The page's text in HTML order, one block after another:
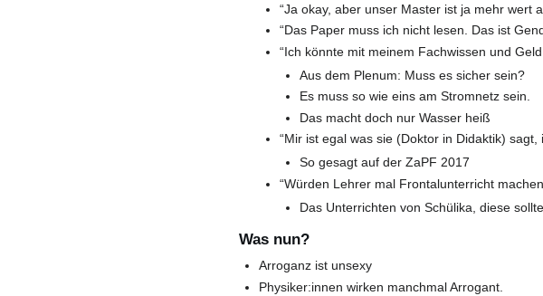
“Ja okay, aber unser Master ist ja mehr wert
“Das Paper muss ich nicht lesen. Das ist
“Ich könnte mit meinem Fachwissen und
Aus dem Plenum: Muss es sicher sein?
Es muss so wie eins am Stromnetz sein.
Das macht doch nur Wasser heiß
“Mir ist egal was sie (Doktor in Didaktik)
So gesagt auf der ZaPF 2017
“Würden Lehrer mal Frontalunterricht
Das Unterrichten von Schülika, diese
Was nun?
Arroganz ist unsexy
Physiker:innen wirken manchmal Arrogant.